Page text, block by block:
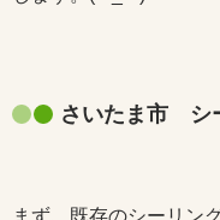
さいたま市 シ
まず、既存のシーリン